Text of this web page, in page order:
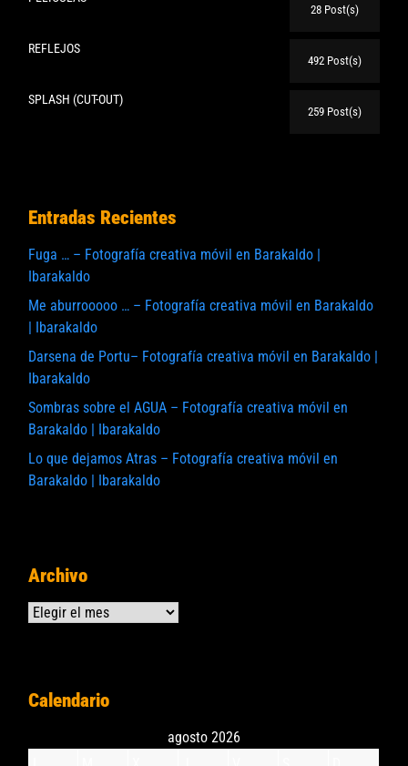
28 Post(s)
REFLEJOS
492 Post(s)
SPLASH (CUT-OUT)
259 Post(s)
Entradas Recientes
Fuga … – Fotografía creativa móvil en Barakaldo |
Ibarakaldo
Me aburrooooo … – Fotografía creativa móvil en Barakaldo
| Ibarakaldo
Darsena de Portu– Fotografía creativa móvil en Barakaldo |
Ibarakaldo
Sombras sobre el AGUA – Fotografía creativa móvil en
Barakaldo | Ibarakaldo
Lo que dejamos Atras – Fotografía creativa móvil en
Barakaldo | Ibarakaldo
Archivo
Archivos
Calendario
agosto 2026